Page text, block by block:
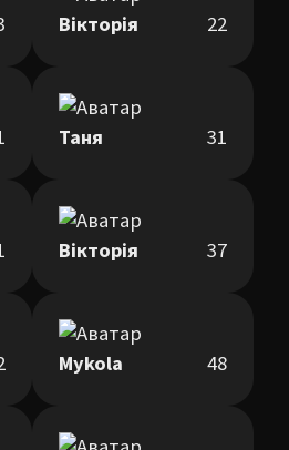
Вікторія 22
Таня 31
Вікторія 37
Mykola 48